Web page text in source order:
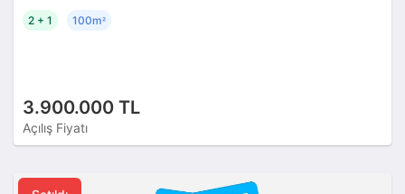
3.900.000 TL
Açılış Fiyatı
2 + 1 100m²